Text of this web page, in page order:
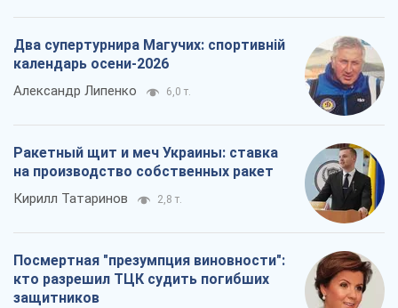
Два супертурнира Магучих: спортивній
календарь осени-2026
Александр Липенко 6,0 т.
Ракетный щит и меч Украины: ставка
на производство собственных ракет
Кирилл Татаринов 2,8 т.
Посмертная "презумпция виновности":
кто разрешил ТЦК судить погибших
защитников